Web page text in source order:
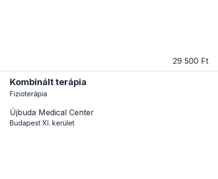
29 500 Ft
Kombinált terápia
Fizioterápia
Újbuda Medical Center
Budapest XI. kerület